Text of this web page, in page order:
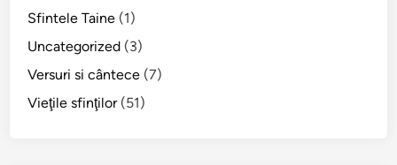
Sfintele Taine (1)
Uncategorized (3)
Versuri si cântece (7)
Vieţile sfinţilor(51)